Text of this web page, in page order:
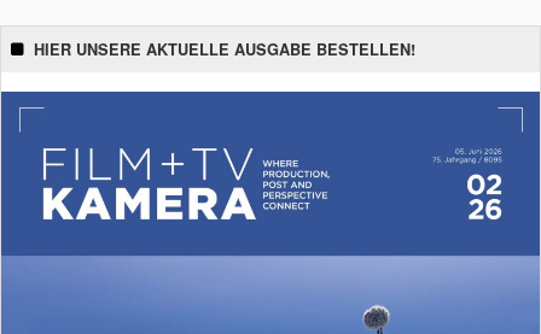
HIER UNSERE AKTUELLE AUSGABE BESTELLEN!